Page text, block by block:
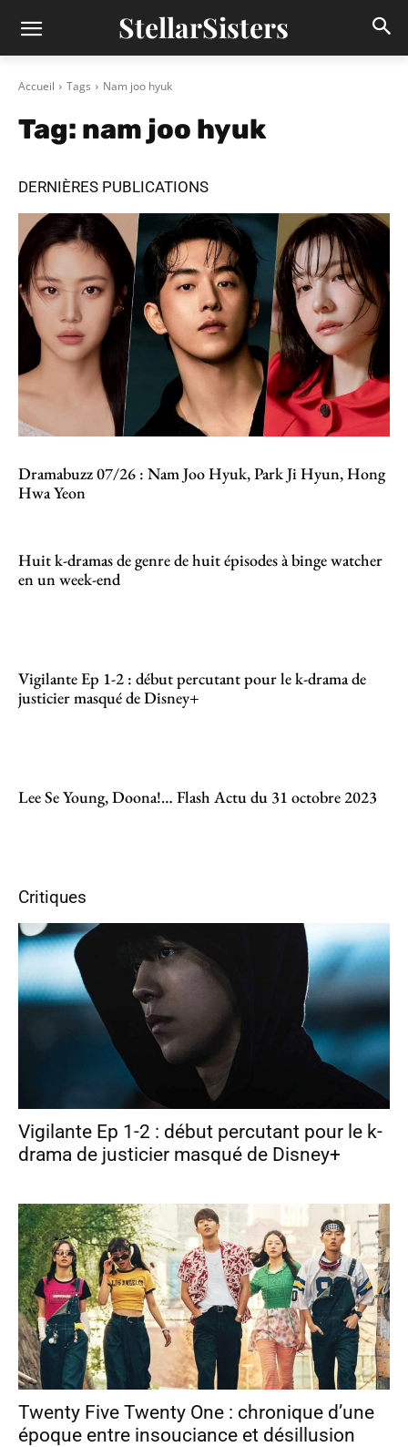
StellarSisters
Accueil Tags Nam joo hyuk
Tag: nam joo hyuk
DERNIÈRES PUBLICATIONS
Dramabuzz 07/26 : Nam Joo Hyuk, Park Ji Hyun, Hong
Hwa Yeon
Huit k-dramas de genre de huit épisodes à binge watcher
en un week-end
Vigilante Ep 1-2 : début percutant pour le k-drama de
justicier masqué de Disney+
Lee Se Young, Doona!… Flash Actu du 31 octobre 2023
Critiques
Vigilante Ep 1-2 : début percutant pour le k-
drama de justicier masqué de Disney+
Twenty Five Twenty One : chronique d’une
époque entre insouciance et désillusion